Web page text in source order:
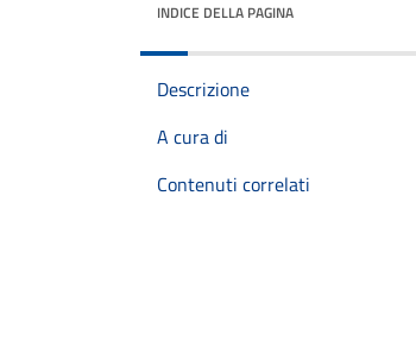
INDICE DELLA PAGINA
Descrizione
A cura di
Contenuti correlati